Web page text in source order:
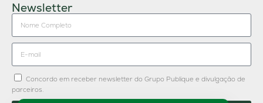
Newsletter
Concordo em receber newsletter do Grupo Publique e divulgação de
parceiros.